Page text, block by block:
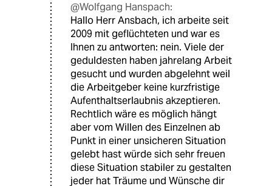
@Wolfgang Hanspach:
Hallo Herr Ansbach, ich arbeite seit
2009 mit geflüchteten und war es
Ihnen zu antworten: nein. Viele der
geduldesten haben jahrelang Arbeit
gesucht und wurden abgelehnt weil
die Arbeitgeber keine kurzfristige
Aufenthaltserlaubnis akzeptieren.
Rechtlich wäre es möglich hängt
aber vom Willen des Einzelnen ab
Punkt in einer unsicheren Situation
gelebt hast würde sich sehr freuen
diese Situation stabiler zu gestalten
jeder hat Träume und Wünsche dir